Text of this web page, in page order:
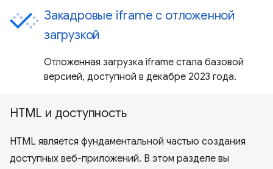
Закадровые iframe с отложенной
загрузкой
Отложенная загрузка iframe стала базовой
версией, доступной в декабре 2023 года.
HTML и доступность
HTML является фундаментальной частью создания
доступных веб-приложений. В этом разделе вы